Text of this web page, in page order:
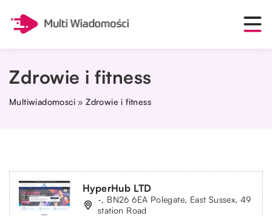
Zdrowie i fitness
Multiwiadomosci »Zdrowie i fitness
HyperHub LTD
-, BN26 6EA Polegate, East Sussex, 49
station Road